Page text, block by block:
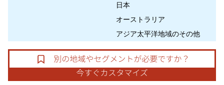
日本
オーストラリア
アジア太平洋地域のその他